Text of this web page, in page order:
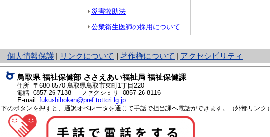
災害救助法
公衆衛生医師の採用について
個人情報保護
と
り
ネ
ッ
ト
へ
の
リンクについて 著作権について アクセシビリティ
鳥取県 福祉保健部 ささえあい福祉局 福祉保健課
住所 〒680-8570 鳥取県鳥取市東町1丁目220
電話 0857-26-7138
ファクシミリ 0857-26-8116
E-mail fukushihoken@pref.tottori.lg.jp
下のボタンを押すと、通訳オペレータを通じて手話で担当課へ電話ができます。（外部リンク）